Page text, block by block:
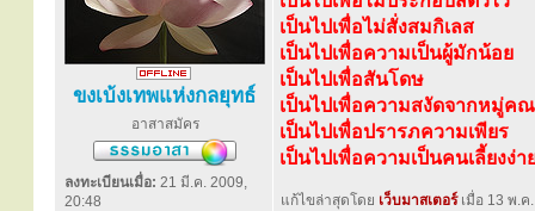
ขงเบ้งเทพแห่งกลยุทธ์
อาสาสมัคร
ลงทะเบียนเมื่อ: 21 มี.ค. 2009,
20:48
เป็นไปเพื่อไม่สั่งสมกิเลส
เป็นไปเพื่อความเป็นผู้มักน้อย
เป็นไปเพื่อสันโดษ
เป็นไปเพื่อความสงัดจากหมู่ค
เป็นไปเพื่อปรารภความเพียร
เป็นไปเพื่อความเป็นคนเลี้ยงง่า
แก้ไขล่าสุดโดย เว็บมาสเตอร์เมื่อ 13 พ.ค